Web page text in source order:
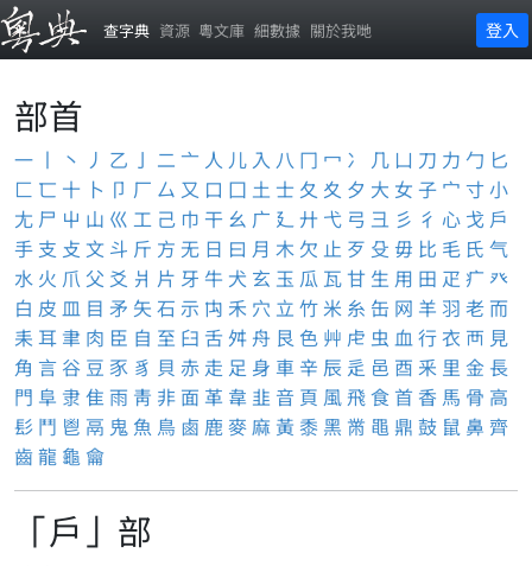
查字典 資源 粵文庫 細數據 關於我哋 登入
部首
一 丨 丶 丿 乙 亅 二 亠 人 儿 入 八 冂 冖 冫 几 凵 刀 力 勹 匕
匚 匸 十 卜 卩 厂 厶 又 口 囗 土 士 夂 夊 夕 大 女 子 宀 寸小
尢 尸 屮 山 巛 工 己 巾 干 幺 广 廴廾 弋 弓 彐 彡 彳 心 戈 戶
手 支 攴 文 斗 斤 方 无 日 曰 月 木欠 止 歹 殳 毋 比 毛 氏 气
水 火 爪 父 爻 爿 片 牙 牛 犬 玄 玉 瓜 瓦甘 生 用 田 疋 疒 癶
白 皮 皿 目 矛 矢 石 示 禸 禾 穴 立 竹米 糸 缶 网 羊 羽 老 而
耒 耳 聿 肉 臣 自 至 臼 舌舛舟 艮 色 艸 虍 虫 血行衣 襾 見
角 言 谷 豆 豕 豸 貝 赤 走 足 身 車 辛 辰 辵 邑 酉 釆 里 金 長
門 阜 隶 隹雨 靑 非 面 革 韋 韭 音 頁 風飛食首 香 馬 骨 高
髟 鬥 鬯 鬲 鬼 魚 鳥 鹵 鹿麥麻 黃 黍 黑 黹 黽鼎 鼓 鼠 鼻 齊
齒龍 龜 龠
「戶」部